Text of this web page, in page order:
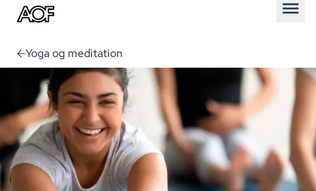
Yoga og meditation